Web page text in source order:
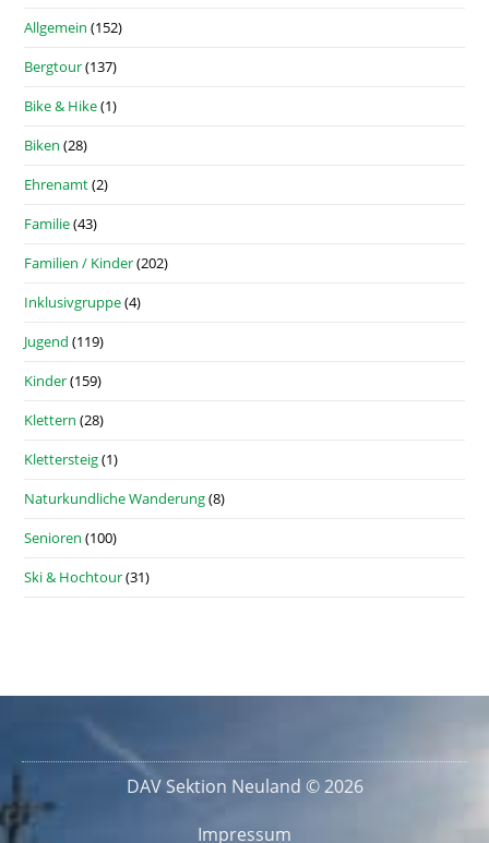
Allgemein (152)
Bergtour(137)
Bike & Hike(1)
Biken (28)
Ehrenamt(2)
Familie(43)
Familien / Kinder(202)
Inklusivgruppe(4)
Jugend (119)
Kinder(159)
Klettern (28)
Klettersteig(1)
Naturkundliche Wanderung(8)
Senioren (100)
Ski & Hochtour(31)
DAV Sektion Neuland © 2026
Impressum